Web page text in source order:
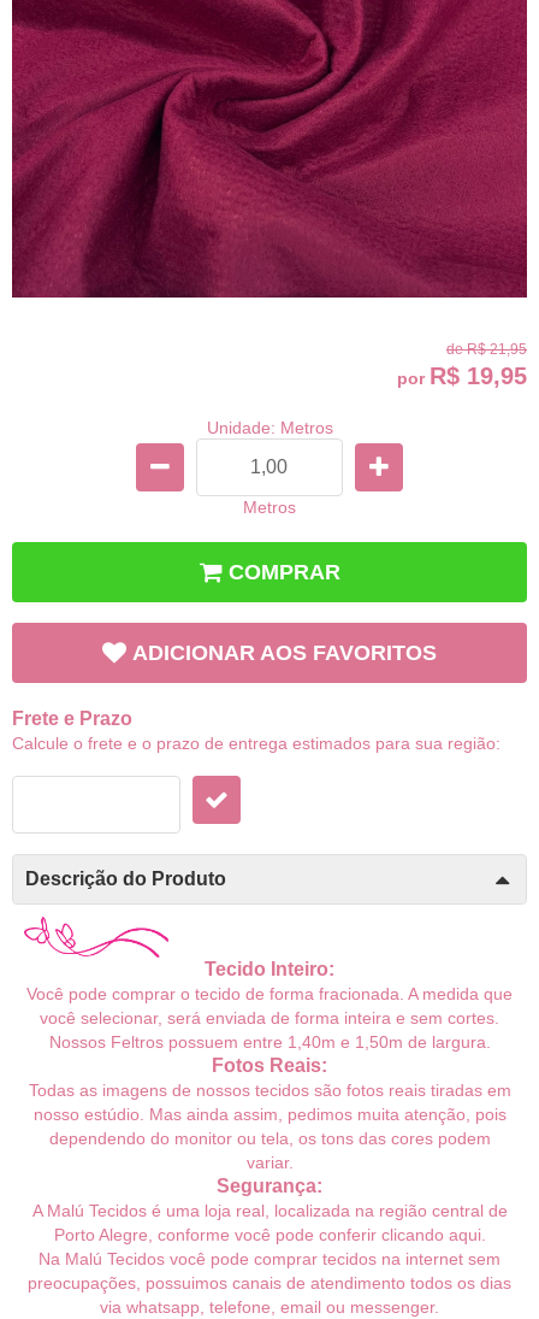
de R$ 21,95
por R$ 19,95
Unidade: Metros
Metros
COMPRAR
ADICIONAR AOS FAVORITOS
Frete e Prazo
Calcule o frete e o prazo de entrega estimados para sua região:
Descrição do Produto
Tecido Inteiro:
Você pode comprar o tecido de forma fracionada. A medida que
você selecionar, será enviada de forma inteira e sem cortes.
Nossos Feltros possuem entre 1,40m e 1,50m de largura.
Fotos Reais:
Todas as imagens de nossos tecidos são fotos reais tiradas em
nosso estúdio. Mas ainda assim, pedimos muita atenção, pois
dependendo do monitor ou tela, os tons das cores podem
variar.
Segurança:
A Malú Tecidos é uma loja real, localizada na região central de
Porto Alegre, conforme você pode conferir clicando aqui.
Na Malú Tecidos você pode comprar tecidos na internet sem
preocupações, possuimos canais de atendimento todos os dias
via whatsapp, telefone, email ou messenger.